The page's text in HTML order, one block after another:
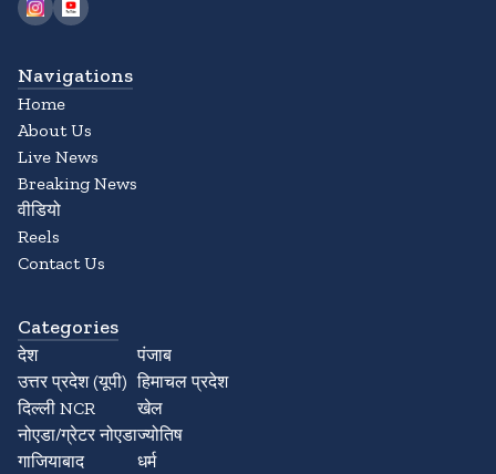
Navigations
Home
About Us
Live News
Breaking News
वीडियो
Reels
Contact Us
Categories
देश
उत्तर प्रदेश (यूपी)
दिल्ली NCR
नोएडा/ग्रेटर नोएडा
गाजियाबाद
पंजाब
हिमाचल प्रदेश
खेल
ज्योतिष
धर्म